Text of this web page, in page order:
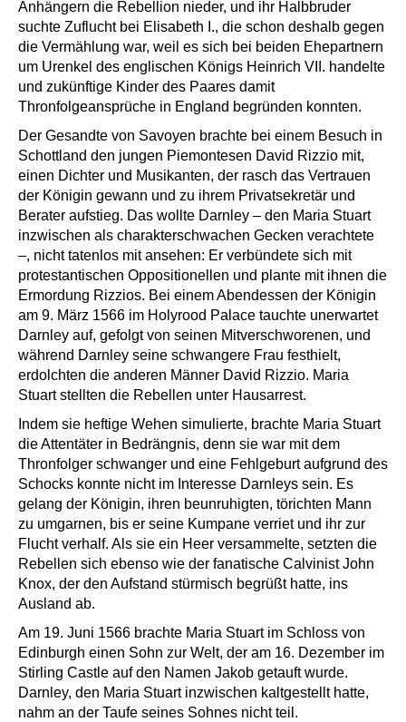
Anhängern die Rebellion nieder, und ihr Halbbruder
suchte Zuflucht bei Elisabeth I., die schon deshalb gegen
die Vermählung war, weil es sich bei beiden Ehepartnern
um Urenkel des englischen Königs Heinrich VII. handelte
und zukünftige Kinder des Paares damit
Thronfolgeansprüche in England begründen konnten.
Der Gesandte von Savoyen brachte bei einem Besuch in
Schottland den jungen Piemontesen David Rizzio mit,
einen Dichter und Musikanten, der rasch das Vertrauen
der Königin gewann und zu ihrem Privatsekretär und
Berater aufstieg. Das wollte Darnley – den Maria Stuart
inzwischen als charakterschwachen Gecken verachtete
–, nicht tatenlos mit ansehen: Er verbündete sich mit
protestantischen Oppositionellen und plante mit ihnen die
Ermordung Rizzios. Bei einem Abendessen der Königin
am 9. März 1566 im Holyrood Palace tauchte unerwartet
Darnley auf, gefolgt von seinen Mitverschworenen, und
während Darnley seine schwangere Frau festhielt,
erdolchten die anderen Männer David Rizzio. Maria
Stuart stellten die Rebellen unter Hausarrest.
Indem sie heftige Wehen simulierte, brachte Maria Stuart
die Attentäter in Bedrängnis, denn sie war mit dem
Thronfolger schwanger und eine Fehlgeburt aufgrund des
Schocks konnte nicht im Interesse Darnleys sein. Es
gelang der Königin, ihren beunruhigten, törichten Mann
zu umgarnen, bis er seine Kumpane verriet und ihr zur
Flucht verhalf. Als sie ein Heer versammelte, setzten die
Rebellen sich ebenso wie der fanatische Calvinist John
Knox, der den Aufstand stürmisch begrüßt hatte, ins
Ausland ab.
Am 19. Juni 1566 brachte Maria Stuart im Schloss von
Edinburgh einen Sohn zur Welt, der am 16. Dezember im
Stirling Castle auf den Namen Jakob getauft wurde.
Darnley, den Maria Stuart inzwischen kaltgestellt hatte,
nahm an der Taufe seines Sohnes nicht teil.